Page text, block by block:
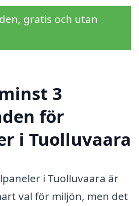
gratis och utan
3
för
i Tuolluvaara
i Tuolluvaara är
val för miljön, men det